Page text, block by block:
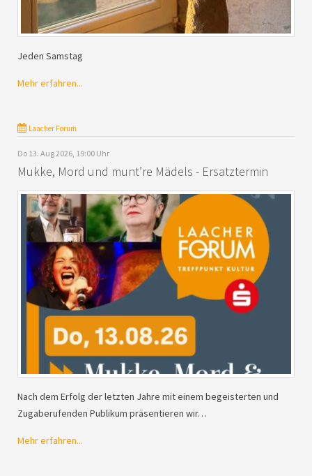
Jeden Samstag
Mehr erfahren...
Laacher Forum
Do 13. Aug 2026, 19:00 Uhr
Mukke, Mord und munt’re Mädels - Ersatztermin
Nach dem Erfolg der letzten Jahre mit einem begeisterten und
Zugaberufenden Publikum präsentieren wir…
Mehr erfahren...